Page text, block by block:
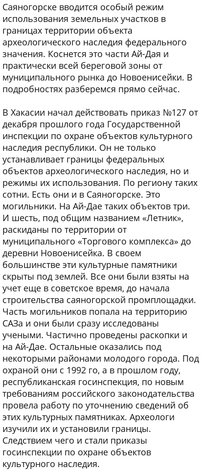
Саяногорске вводится особый режим
использования земельных участков в
границах территории объекта
археологического наследия федерального
значения. Коснется это части Ай-Дая и
практически всей береговой зоны от
муниципального рынка до Новоенисейки. В
подробностях разберемся прямо сейчас.
В Хакасии начал действовать приказ №127 от
декабря прошлого года Государственной
инспекции по охране объектов культурного
наследия республики. Он не только
устанавливает границы федеральных
объектов археологического наследия, но и
режимы их использования. По региону таких
сотни. Есть они и в Саяногорске. Это
могильники. На Ай-Дае таких объектов три.
И шесть, под общим названием «Летник»,
раскиданы по территории от
муниципального «Торгового комплекса» до
деревни Новоенисейка. В своем
большинстве эти культурные памятники
скрыты под землей. Все они были взяты на
учет еще в советское время, до начала
строительства саяногорской промплощадки.
Часть могильников попала на территорию
САЗа и они были сразу исследованы
учеными. Частично проведены раскопки и
на Ай-Дае. Остальные оказались под
некоторыми районами молодого города. Под
охраной они с 1992 го, а в прошлом году,
республиканская госинспекция, по новым
требованиям российского законодательства
провела работу по уточнению сведений об
этих культурных памятниках. Археологи
изучили их и установили границы.
Следствием чего и стали приказы
госинспекции по охране объектов
культурного наследия.